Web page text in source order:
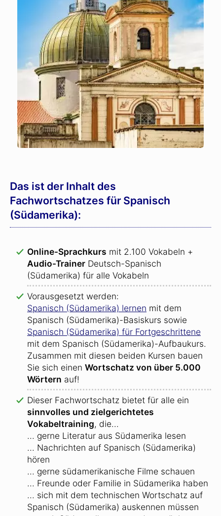
Das ist der Inhalt des
Fachwortschatzes für Spanisch
(Südamerika):
Online-Sprachkurs mit 2.100 Vokabeln +
Audio-Trainer Deutsch-Spanisch
(Südamerika) für alle Vokabeln
Vorausgesetzt werden:
Spanisch (Südamerika) lernen mit dem
Spanisch (Südamerika)-Basiskurs sowie
Spanisch (Südamerika) für Fortgeschrittene
mit dem Spanisch (Südamerika)-Aufbaukurs.
Zusammen mit diesen beiden Kursen bauen
Sie sich einen Wortschatz von über 5.000
Wörtern auf!
Dieser Fachwortschatz bietet für alle ein
sinnvolles und zielgerichtetes
Vokabeltraining, die...
... gerne Literatur aus Südamerika lesen
... Nachrichten auf Spanisch (Südamerika)
hören
... gerne südamerikanische Filme schauen
... Freunde oder Familie in Südamerika haben
... sich mit dem technischen Wortschatz auf
Spanisch (Südamerika) auskennen müssen